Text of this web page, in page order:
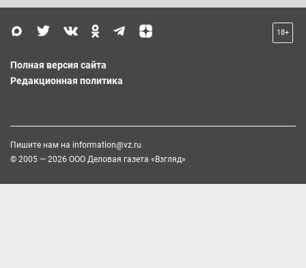
18+
Полная версия сайта
Редакционная политика
Пишите нам на information@vz.ru
© 2005 — 2026 ООО Деловая газета «Взгляд»